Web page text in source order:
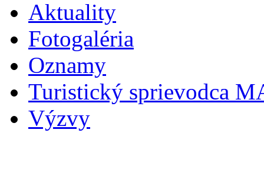
Aktuality
Fotogaléria
Oznamy
Turistický sprievodca
Výzvy